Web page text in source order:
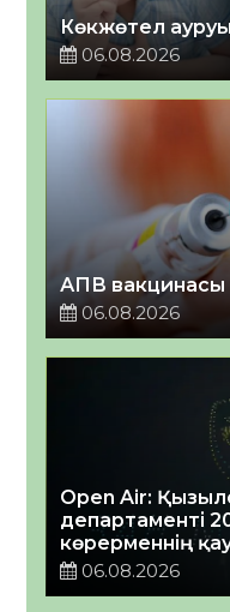
Көкжөтел
06.08.2026
АПВ вакцинасы
06.08.2026
Open Air:
департаменті
көрерменнің
етті06.08.2026